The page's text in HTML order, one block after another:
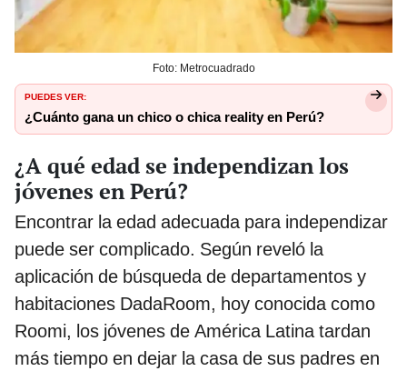
Foto: Metrocuadrado
PUEDES VER:
¿Cuánto gana un chico o chica reality en Perú?
¿A qué edad se independizan los
jóvenes en Perú?
Encontrar la edad adecuada para independizar
puede ser complicado. Según reveló la
aplicación de búsqueda de departamentos y
habitaciones DadaRoom, hoy conocida como
Roomi, los jóvenes de América Latina tardan
más tiempo en dejar la casa de sus padres en